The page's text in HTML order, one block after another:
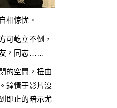
相惊忧。
可屹立不倒，
友，同志……
的空間，扭曲
鐘情于影片沒
即止的暗示尤